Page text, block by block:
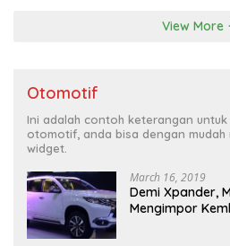
View More
Otomotif
Ini adalah contoh keterangan
otomotif, anda bisa dengan mudah
widget.
March 16, 2019
Demi Xpander,
Mengimpor